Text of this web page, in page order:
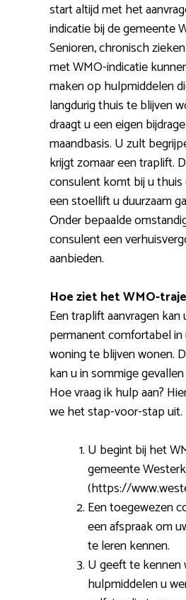
start altijd met het
indicatie bij de gemeente
Senioren, chronisch
met WMO-indicatie
maken op hulpmiddelen
langdurig thuis te blijven
draagt u een eigen
maandbasis. U zult
krijgt zomaar een traplift.
consulent komt bij u
een stoellift u duurzaam
Onder bepaalde
consulent een
aanbieden.
Hoe ziet het WMO-
Een traplift aanvragen
permanent comfortabel
woning te blijven wonen.
kan u in sommige
Hoe vraag ik hulp aan?
we het stap-voor-stap uit.
U begint bij het
gemeente
(https://
Een toegewezen
een afspraak om
te leren kennen.
U geeft te kennen
hulpmiddelen u